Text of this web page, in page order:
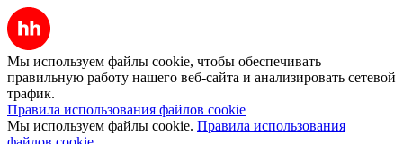
Мы используем файлы cookie, чтобы обеспечивать
правильную работу нашего веб-сайта и анализировать сетевой
трафик.
Правила использования файлов cookie
Мы используем файлы cookie. Правила использования